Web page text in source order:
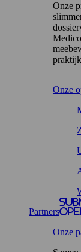
Onze
Onze
Partners
Onze